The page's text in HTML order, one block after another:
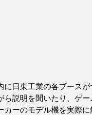
日東工業の各ブース
説明を聞いたり、ゲ
ーのモデル機を実際